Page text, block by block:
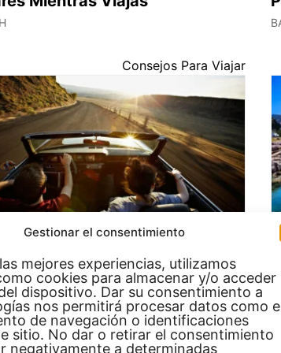
Gestionar el consentimiento
mejores experiencias, utilizamos
cookies para almacenar y/o acceder
dispositivo. Dar su consentimiento a
nos permitirá procesar datos como
de navegación o identificaciones
sitio. No dar o retirar el consentimiento
negativamente a determinadas
Consejos Para Viajar
para Viajar en Carretera
y recomendación
Malta